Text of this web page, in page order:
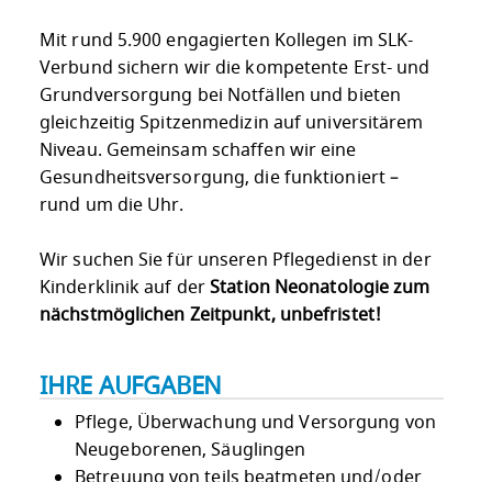
Mit rund 5.900 engagierten Kollegen im SLK-
Verbund sichern wir die kompetente Erst- und
Grundversorgung bei Notfällen und bieten
gleichzeitig Spitzenmedizin auf universitärem
Niveau. Gemeinsam schaffen wir eine
Gesundheitsversorgung, die funktioniert –
rund um die Uhr.
Wir suchen Sie für unseren Pflegedienst in der
Kinderklinik auf derStation Neonatologiezum
nächstmöglichen Zeitpunkt, unbefristet!
IHRE AUFGABEN
Pflege, Überwachung und Versorgung von
Neugeborenen, Säuglingen